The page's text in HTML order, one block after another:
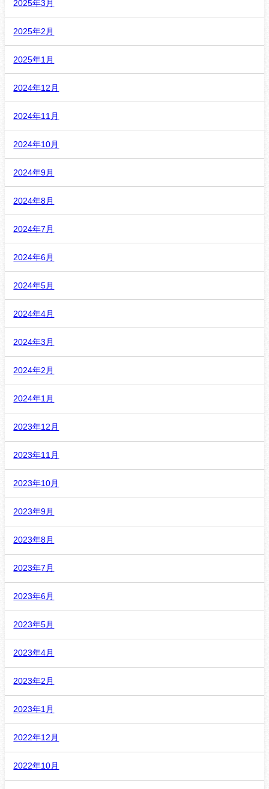
2025年3月
2025年2月
2025年1月
2024年12月
2024年11月
2024年10月
2024年9月
2024年8月
2024年7月
2024年6月
2024年5月
2024年4月
2024年3月
2024年2月
2024年1月
2023年12月
2023年11月
2023年10月
2023年9月
2023年8月
2023年7月
2023年6月
2023年5月
2023年4月
2023年2月
2023年1月
2022年12月
2022年10月